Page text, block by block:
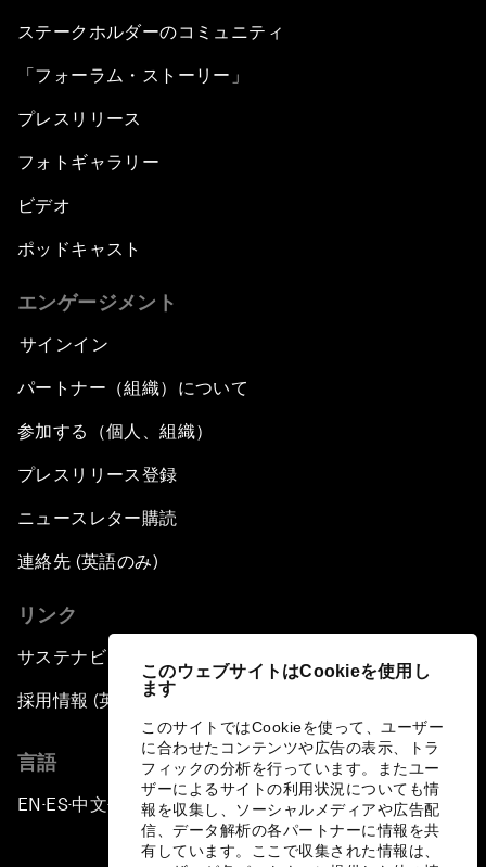
このウェブサイトはCookieを使用し
ます
このサイトではCookieを使って、ユーザー
に合わせたコンテンツや広告の表示、トラ
フィックの分析を行っています。またユー
ザーによるサイトの利用状況についても情
報を収集し、ソーシャルメディアや広告配
信、データ解析の各パートナーに情報を共
有しています。ここで収集された情報は、
ステークホルダーのコミュニティ
「フォーラム・ストーリー」
プレスリリース
フォトギャラリー
ビデオ
ポッドキャスト
エンゲージメント
サインイン
パートナー（組織）について
参加する（個人、組織）
プレスリリース登録
ニュースレター購読
連絡先 (英語のみ)
リンク
サステナビリティへの取り組み
採用情報 (英語のみ)
言語
EN ▪ES▪中文▪ 日本語